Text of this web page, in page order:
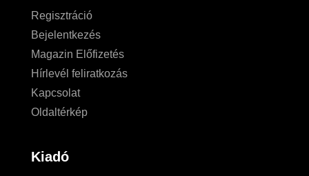
Regisztráció
Bejelentkezés
Magazin Előfizetés
Hírlevél feliratkozás
Kapcsolat
Oldaltérkép
Kiadó